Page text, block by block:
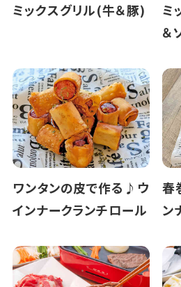
ミックスグリル(牛＆豚)
ミ
＆
ワンタンの皮で作る♪ウ
インナークランチロール
春
ン